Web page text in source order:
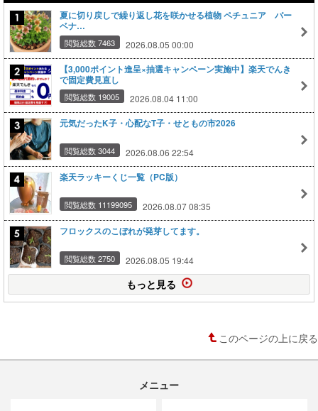
夏に切り戻しで繰り返し花を咲かせる植物 ペチュニア バー
ベナ…
閲覧総数 7463 2026.08.05 00:00
【3,000ポイント進呈×抽選キャンペーン実施中】楽天でんき
で固定費見直し
閲覧総数 19005 2026.08.04 11:00
元気だったK子・心配なT子・せともの市2026
閲覧総数 3044 2026.08.06 22:54
楽天ラッキーくじ一覧（PC版）
閲覧総数 11199095 2026.08.07 08:35
フロックスのこぼれが発芽してます。
閲覧総数 2750 2026.08.05 19:44
もっと見る
このページの上に戻る
メニュー